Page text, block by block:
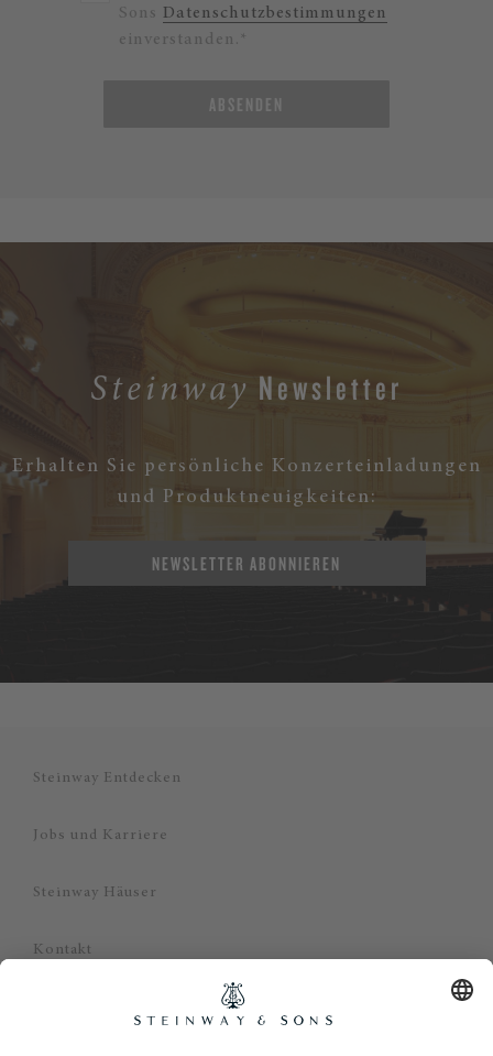
Sons Datenschutzbestimmungen
einverstanden.*
ABSENDEN
Steinway Newsletter
Erhalten Sie persönliche Konzerteinladungen
und Produktneuigkeiten:
NEWSLETTER ABONNIEREN
Steinway Entdecken
Jobs und Karriere
Steinway Häuser
Kontakt